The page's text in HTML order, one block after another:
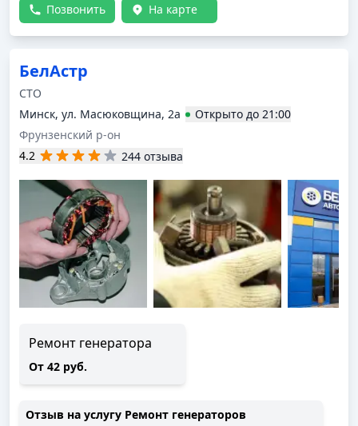
нет, обслуживанием доволен.
Позвонить На карте
БелАстр
СТО
Минск, ул. Масюковщина, 2а
Открыто до 21:00
Фрунзенский р-он
4.2
244 отзыва
Ремонт генератора
От 42 руб.
Отзыв на услугу Ремонт генераторов